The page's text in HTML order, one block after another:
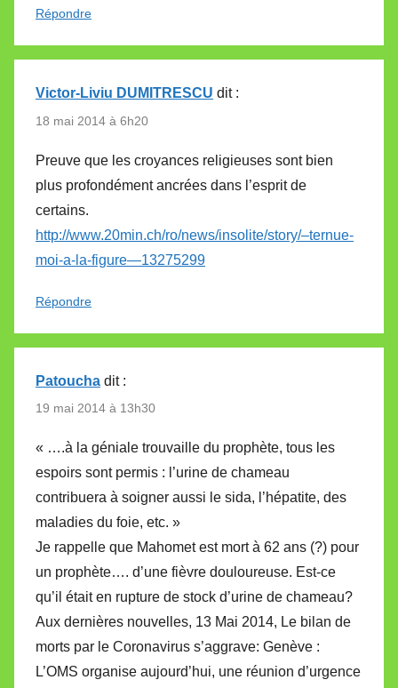
Répondre
Victor-Liviu DUMITRESCU dit :
18 mai 2014 à 6h20
Preuve que les croyances religieuses sont bien
plus profondément ancrées dans l’esprit de
certains.
http://www.20min.ch/ro/news/insolite/story/–ternue-
moi-a-la-figure—13275299
Répondre
Patoucha dit :
19 mai 2014 à 13h30
« ….à la géniale trouvaille du prophète, tous les
espoirs sont permis : l’urine de chameau
contribuera à soigner aussi le sida, l’hépatite, des
maladies du foie, etc. »
Je rappelle que Mahomet est mort à 62 ans (?) pour
un prophète…. d’une fièvre douloureuse. Est-ce
qu’il était en rupture de stock d’urine de chameau?
Aux dernières nouvelles, 13 Mai 2014, Le bilan de
morts par le Coronavirus s’aggrave: Genève :
L’OMS organise aujourd’hui, une réunion d’urgence